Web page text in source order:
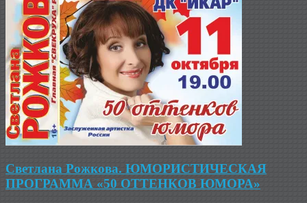
Светлана Рожкова. ЮМОРИСТИЧЕСКАЯ
ПРОГРАММА «50 ОТТЕНКОВ ЮМОРА»